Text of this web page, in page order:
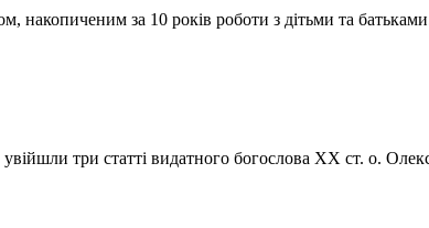
накопиченим за 10 років роботи з дітьми та
три статті видатного богослова XX ст. о.